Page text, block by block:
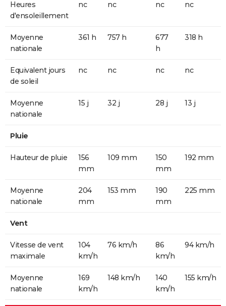
Heures
d'ensoleillement
nc nc nc nc
Moyenne
nationale
361 h 757 h
677
h
318 h
Equivalent jours
de soleil
nc nc nc nc
Moyenne
nationale
15 j 32 j 28 j 13 j
Pluie
Hauteur de pluie
156
mm
109 mm
150
mm
192 mm
Moyenne
nationale
204
mm
153 mm
190
mm
225 mm
Vent
Vitesse de vent
maximale
104
km/h
76 km/h
86
km/h
94 km/h
Moyenne
nationale
169
km/h
148 km/h
140
km/h
155 km/h